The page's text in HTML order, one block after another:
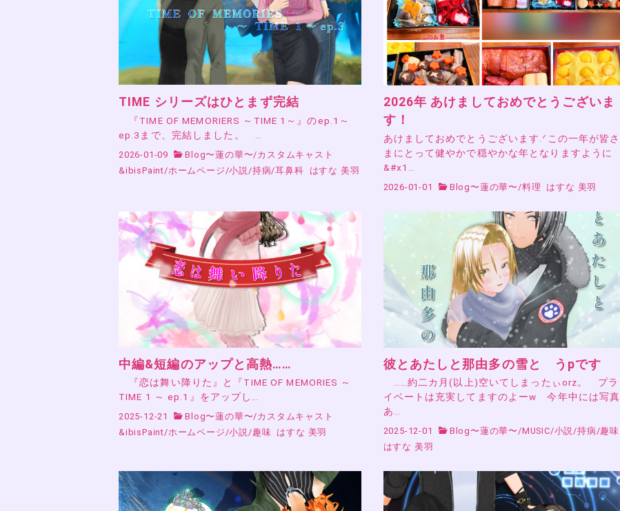
TIME シリーズはひとまず完結
『TIME OF MEMORIERS ～TIME 1～』のep.1～
ep.3まで、完結しました。 …
2026-01-09 Blog〜蓮の華〜/カスタムキャスト
&ibisPaint/ホームページ /小説 /持病/耳鼻科 はすな 美羽
2026年 あけましておめでとうございま
す！
あけましておめでとうございます.ᐟこの一年が皆さ
まにとって健やかで穏やかな年となりますように
&#x1…
2026-01-01 Blog〜蓮の華〜 /料理 はすな 美羽
中編&短編のアップと高熱……
『恋は舞い降りた』と『TIME OF MEMORIES ～
TIME 1 ～ ep.1』をアップし…
2025-12-21 Blog〜蓮の華〜/カスタムキャスト
&ibisPaint/ホームページ/小説/趣味 はすな 美羽
彼とあたしと那由多の雪と うpです
……約二カ月(以上)空いてしまったぃorz。 プラ
イベートは充実してますのよーw 今年中には写真
あ…
2025-12-01 Blog〜蓮の華〜/MUSIC/小説/持病/趣味
はすな 美羽